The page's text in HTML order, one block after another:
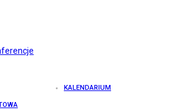
KALENDARIUM